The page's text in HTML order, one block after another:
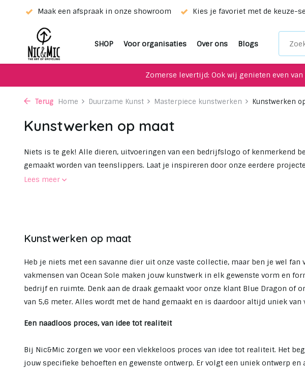
Maak een afspraak in onze showroom Kies je favoriet met de keuze-
SHOP Voor organisaties Over ons Blogs
Zomerse levertijd: Ook wij genieten even
Terug Home Duurzame Kunst Masterpiece kunstwerken Kunstwerken
Kunstwerken op maat
Niets is te gek! Alle dieren, uitvoeringen van een bedrijfslogo of kenmerkend
gemaakt worden van teenslippers. Laat je inspireren door onze eerdere
Lees meer
Kunstwerken op maat
Heb je niets met een savanne dier uit onze vaste collectie, maar ben je wel
vakmensen van Ocean Sole maken jouw kunstwerk in elk gewenste vorm en
bedrijf en ruimte. Denk aan de draak gemaakt voor onze klant Blue Dragon of
van 5,6 meter. Alles wordt met de hand gemaakt en is daardoor altijd uniek
Een naadloos proces, van idee tot realiteit
Bij Nic&Mic zorgen we voor een vlekkeloos proces van idee tot realiteit. Het
jouw specifieke behoeften en gewenste ontwerp. Er volgt een uniek ontwerp